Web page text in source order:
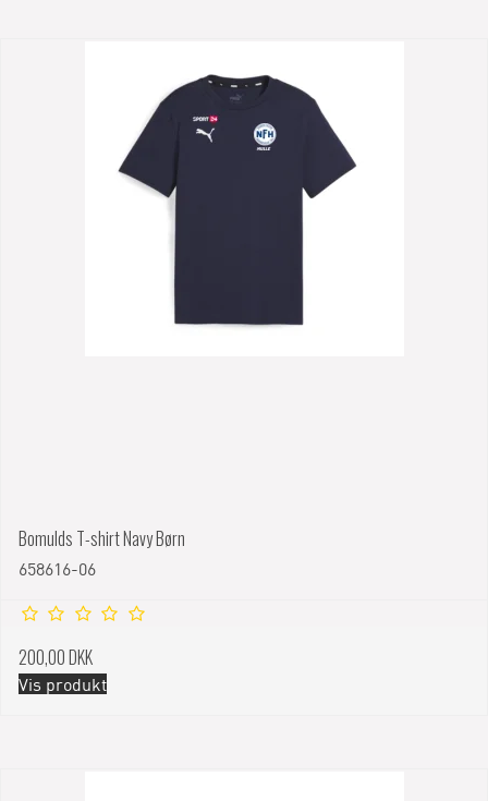
Bomulds T-shirt Navy Børn
658616-06
200,00 DKK
Vis produkt